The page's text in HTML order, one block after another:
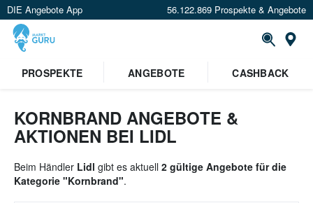
DIE Angebote App 56.122.869 Prospekte & Angebote
Standort festlegen
PROSPEKTE ANGEBOTE CASHBACK
KORNBRAND ANGEBOTE &
AKTIONEN BEI LIDL
Beim Händler Lidl gibt es aktuell 2 gültige Angebote für die
Kategorie "Kornbrand".